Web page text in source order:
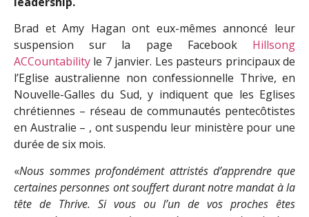
Brad et Amy Hagan ont eux-mêmes annoncé leur
suspension sur la page Facebook Hillsong
ACCountability le 7 janvier. Les pasteurs principaux de
l’Eglise australienne non confessionnelle Thrive, en
Nouvelle-Galles du Sud, y indiquent que les Eglises
chrétiennes – réseau de communautés pentecôtistes
en Australie – , ont suspendu leur ministère pour une
durée de six mois.
«Nous sommes profondément attristés d’apprendre que
certaines personnes ont souffert durant notre mandat à la
tête de Thrive. Si vous ou l’un de vos proches êtes